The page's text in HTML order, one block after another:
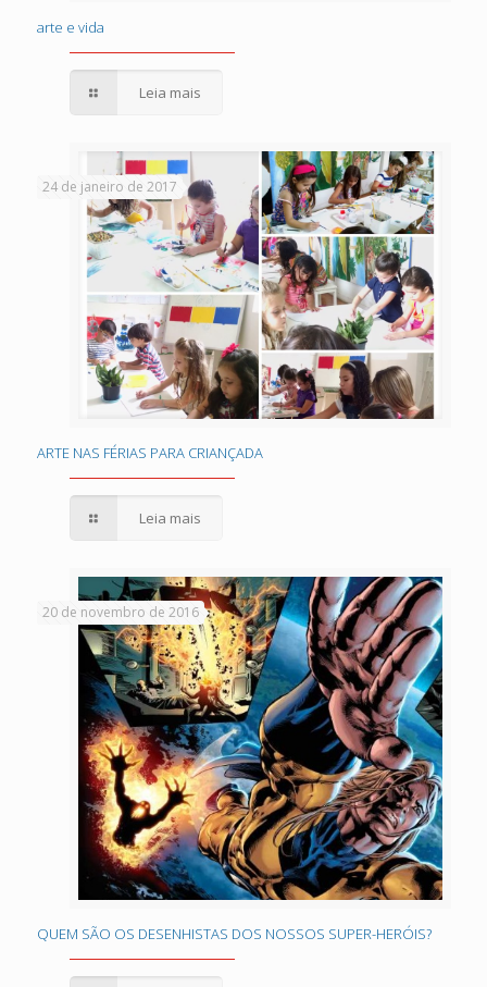
arte e vida
Leia mais
ARTE NAS FÉRIAS PARA CRIANÇADA
24 de janeiro de 2017
ARTE NAS FÉRIAS PARA CRIANÇADA
Leia mais
QUEM SÃO OS DESENHISTAS DOS NOSSOS
20 de novembro de 2016
QUEM SÃO OS DESENHISTAS DOS NOSSOS SUPER-HERÓIS?